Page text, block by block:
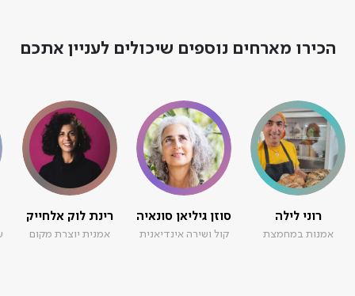
הכירו מארחים נוספים שיכולים לעניין אתכם
רוני לילה
אמנות במחמצת
סוזן גיליאן סונאיה
קול ושירה אינדיאנית
רינת לוק אלחייק
אמנית יוצרת מקום